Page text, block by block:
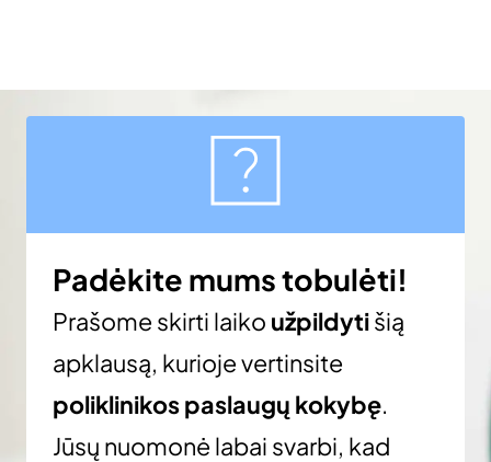
Padėkite mums tobulėti!
Prašome skirti laiko užpildytišią
apklausą, kurioje vertinsite
poliklinikos paslaugų kokybę.
Jūsų nuomonė labai svarbi, kad